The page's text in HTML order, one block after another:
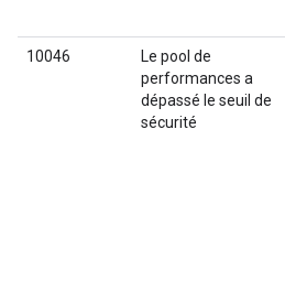
10046
Le pool de
performances a
dépassé le seuil de
sécurité